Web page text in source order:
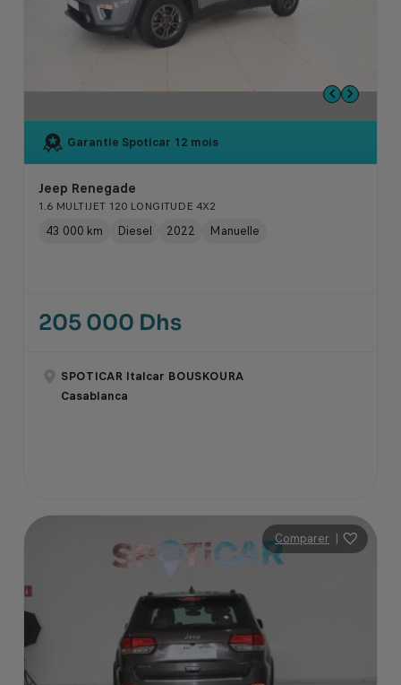
Garantie Spoticar 12 mois
Jeep Renegade
1.6 MULTIJET 120 LONGITUDE 4X2
43 000 km Diesel 2022 Manuelle
205 000 Dhs
SPOTICAR Italcar BOUSKOURA
Casablanca
Comparer |